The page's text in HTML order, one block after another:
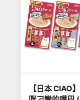
【日本 CIAO